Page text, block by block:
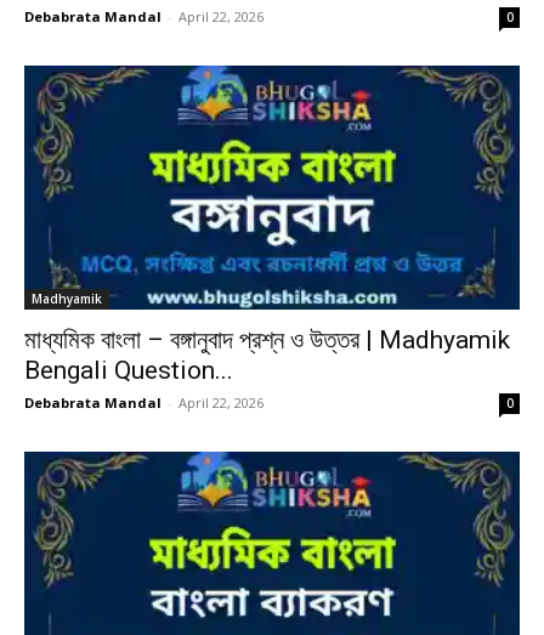
Debabrata Mandal - April 22, 2026 0
Madhyamik
মাধ্যমিক বাংলা – বঙ্গানুবাদ প্রশ্ন ও উত্তর | Madhyamik
Bengali Question...
Debabrata Mandal - April 22, 2026 0